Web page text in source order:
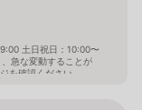
土日祝日：10:00〜
急な変動することが
を確認ください